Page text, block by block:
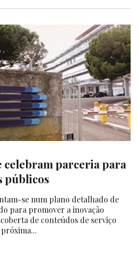
celebram parceria para
públicos
se num plano detalhado de
para promover a inovação
de conteúdos de serviço